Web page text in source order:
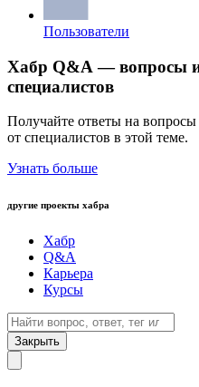
Пользователи
Хабр Q&A — вопросы
специалистов
Получайте ответы на
от специалистов в этой теме.
Узнать больше
другие проекты хабра
Хабр
Q&A
Карьера
Курсы
Закрыть